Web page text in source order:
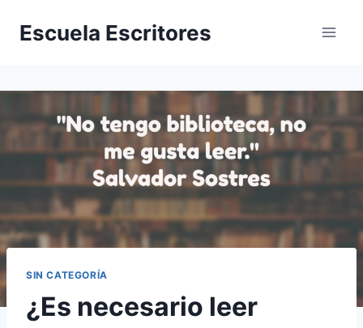
Escuela Escritores
SIN CATEGORÍA
¿Es necesario leer